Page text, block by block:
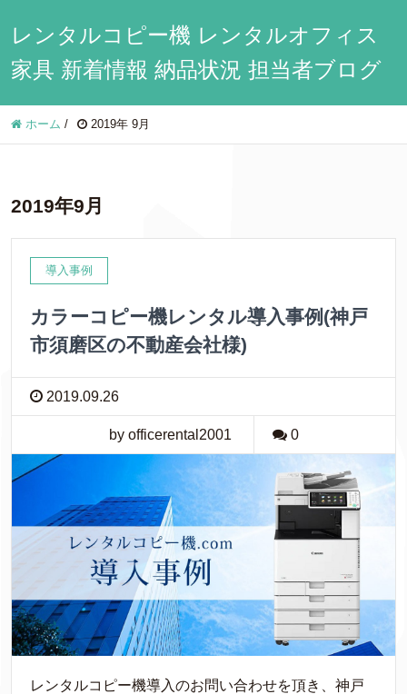
レンタルコピー機 レンタルオフィス
家具 新着情報 納品状況 担当者ブログ
ホーム / 2019年 9月
2019年9月
導入事例
カラーコピー機レンタル導入事例(神戸
市須磨区の不動産会社様)
2019.09.26
by officerental2001 0
レンタルコピー機導入のお問い合わせを頂き、神戸